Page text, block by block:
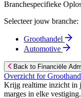
Branchespecifieke
Selecteer jouw branche:
Groothandel
Automotive
Back to Financiële
Overzicht for
Krijg realtime inzicht in
marges in elke vestiging.